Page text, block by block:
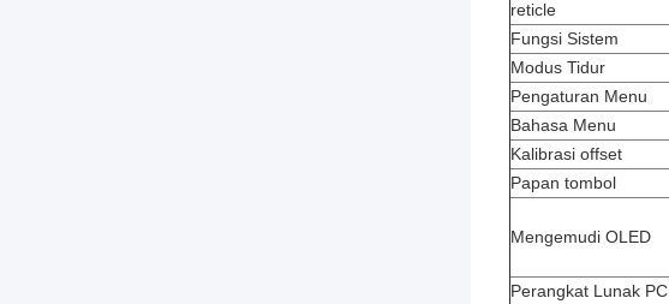
reticle
Fungsi Sistem
Modus Tidur
Pengaturan Menu
Bahasa Menu
Kalibrasi offset
Papan tombol
Mengemudi OLED
Perangkat Lunak PC